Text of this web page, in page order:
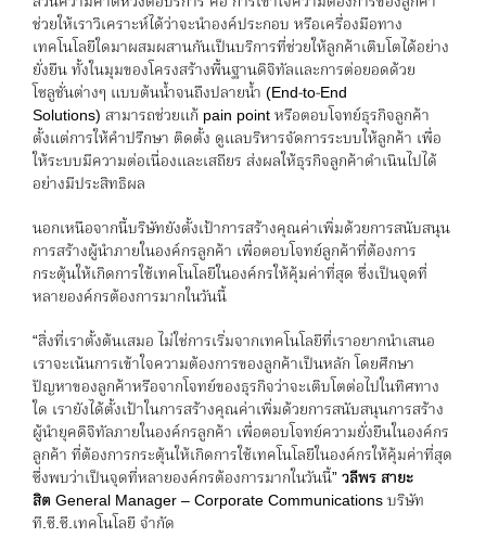
ช่วยให้เราวิเคราะห์ได้ว่าจะนำองค์ประกอบ หรือเครื่องมือทาง
เทคโนโลยีใดมาผสมผสานกันเป็นบริการที่ช่วยให้ลูกค้าเติบโตได้อย่าง
ยั่งยืน ทั้งในมุมของโครงสร้างพื้นฐานดิจิทัลและการต่อยอดด้วย
โซลูชั่นต่างๆ แบบต้นน้ำจนถึงปลายน้ำ (End-to-End
Solutions) สามารถช่วยแก้ pain point หรือตอบโจทย์ธุรกิจลูกค้า
ตั้งแต่การให้คำปรึกษา ติดตั้ง ดูแลบริหารจัดการระบบให้ลูกค้า เพื่อ
ให้ระบบมีความต่อเนื่องและเสถียร ส่งผลให้ธุรกิจลูกค้าดำเนินไปได้
อย่างมีประสิทธิผล
นอกเหนือจากนี้บริษัทยังตั้งเป้าการสร้างคุณค่าเพิ่มด้วยการสนับสนุน
การสร้างผู้นำภายในองค์กรลูกค้า เพื่อตอบโจทย์ลูกค้าที่ต้องการ
กระตุ้นให้เกิดการใช้เทคโนโลยีในองค์กรให้คุ้มค่าที่สุด ซึ่งเป็นจุดที่
หลายองค์กรต้องการมากในวันนี้
“สิ่งที่เราตั้งต้นเสมอ ไม่ใช่การเริ่มจากเทคโนโลยีที่เราอยากนำเสนอ
เราจะเน้นการเข้าใจความต้องการของลูกค้าเป็นหลัก โดยศึกษา
ปัญหาของลูกค้าหรือจากโจทย์ของธุรกิจว่าจะเติบโตต่อไปในทิศทาง
ใด เรายังได้ตั้งเป้าในการสร้างคุณค่าเพิ่มด้วยการสนับสนุนการสร้าง
ผู้นำยุคดิจิทัลภายในองค์กรลูกค้า เพื่อตอบโจทย์ความยั่งยืนในองค์กร
ลูกค้า ที่ต้องการกระตุ้นให้เกิดการใช้เทคโนโลยีในองค์กรให้คุ้มค่าที่สุด
ซึ่งพบว่าเป็นจุดที่หลายองค์กรต้องการมากในวันนี้”วลีพร สายะ
สิต General Manager – Corporate Communications บริษัท
ที.ซี.ซี.เทคโนโลยี จำกัด